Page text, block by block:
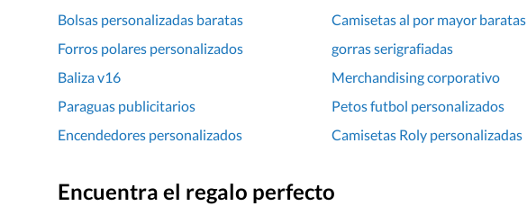
Bolsas personalizadas baratas
Camisetas al por mayor baratas
Forros polares personalizados
gorras serigrafiadas
Baliza v16
Merchandising corporativo
Paraguas publicitarios
Petos futbol personalizados
Encendedores personalizados
Camisetas Roly personalizadas
Encuentra el regalo perfecto